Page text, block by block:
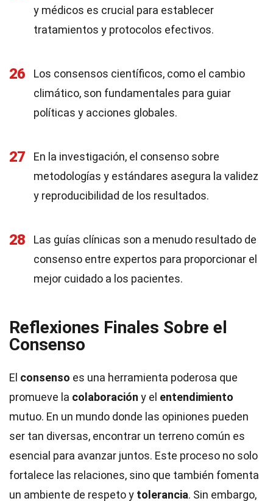
y médicos es crucial para establecer
tratamientos y protocolos efectivos.
26
Los consensos científicos, como el cambio
climático, son fundamentales para guiar
políticas y acciones globales.
27
En la investigación, el consenso sobre
metodologías y estándares asegura la validez
y reproducibilidad de los resultados.
28
Las guías clínicas son a menudo resultado de
consenso entre expertos para proporcionar el
mejor cuidado a los pacientes.
Reflexiones Finales Sobre el
Consenso
El consenso es una herramienta poderosa que
promueve la colaboración y el entendimiento
mutuo. En un mundo donde las opiniones pueden
ser tan diversas, encontrar un terreno común es
esencial para avanzar juntos. Este proceso no solo
fortalece las relaciones, sino que también fomenta
un ambiente de respeto y tolerancia. Sin embargo,